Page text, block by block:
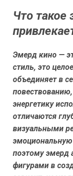
Что такое
Эмерд кино —
стиль, это
объединяет в
энергетику
отличаются
визуальными
поэтому эмерд
фигурами в